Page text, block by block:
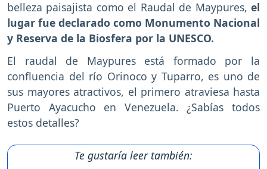
belleza paisajista como el Raudal de Maypures, el
lugar fue declarado como Monumento Nacional
y Reserva de la Biosfera por la UNESCO.
El raudal de Maypures está formado por la
confluencia del río Orinoco y Tuparro, es uno de
sus mayores atractivos, el primero atraviesa hasta
Puerto Ayacucho en Venezuela. ¿Sabías todos
estos detalles?
Te gustaría leer también: